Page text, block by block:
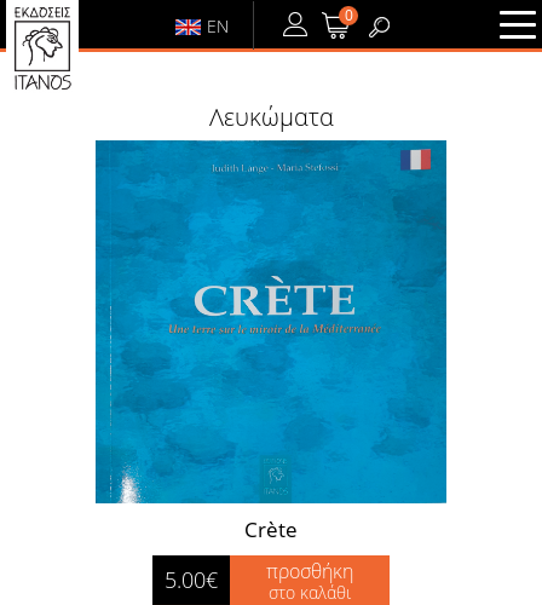
EN
ΕΙΣΟΔΟΣ
ΕΓΓΡΑΦΗ
0
Λευκώματα
Crète
5.00€ προσθήκη
στο καλάθι